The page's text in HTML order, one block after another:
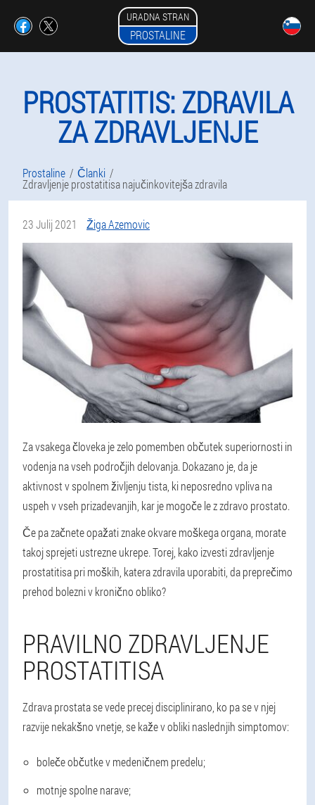
URADNA STRAN
PROSTALINE
PROSTATITIS: ZDRAVILA
ZA ZDRAVLJENJE
Prostaline Članki
Zdravljenje prostatitisa najučinkovitejša zdravila
23 Julij 2021 Žiga Azemovic
Za vsakega človeka je zelo pomemben občutek superiornosti in
vodenja na vseh področjih delovanja. Dokazano je, da je
aktivnost v spolnem življenju tista, ki neposredno vpliva na
uspeh v vseh prizadevanjih, kar je mogoče le z zdravo prostato.
Če pa začnete opažati znake okvare moškega organa, morate
takoj sprejeti ustrezne ukrepe. Torej, kako izvesti zdravljenje
prostatitisa pri moških, katera zdravila uporabiti, da preprečimo
prehod bolezni v kronično obliko?
PRAVILNO ZDRAVLJENJE
PROSTATITISA
Zdrava prostata se vede precej disciplinirano, ko pa se v njej
razvije nekakšno vnetje, se kaže v obliki naslednjih simptomov:
boleče občutke v medeničnem predelu;
motnje spolne narave;